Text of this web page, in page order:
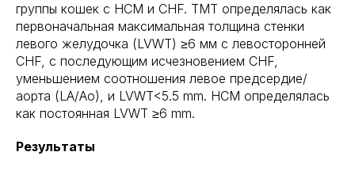
группы кошек с HCM и CHF. TMT определялась как
первоначальная максимальная толщина стенки
левого желудочка (LVWT) ≥6 мм с левосторонней
CHF, с последующим исчезновением CHF,
уменьшением соотношения левое предсердие/
аорта (LA/Ao), и LVWT<5.5 mm. HCM определялась
как постоянная LVWT ≥6 mm.
Результаты